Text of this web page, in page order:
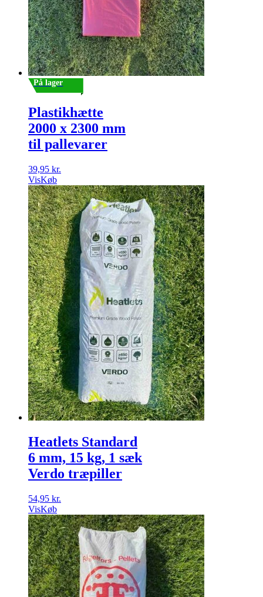
På lager
Plastikhætte
2000 x 2300 mm
til pallevarer
39,95 kr.
VisKøb
Heatlets Standard
6 mm, 15 kg, 1 sæk
Verdo træpiller
54,95 kr.
VisKøb